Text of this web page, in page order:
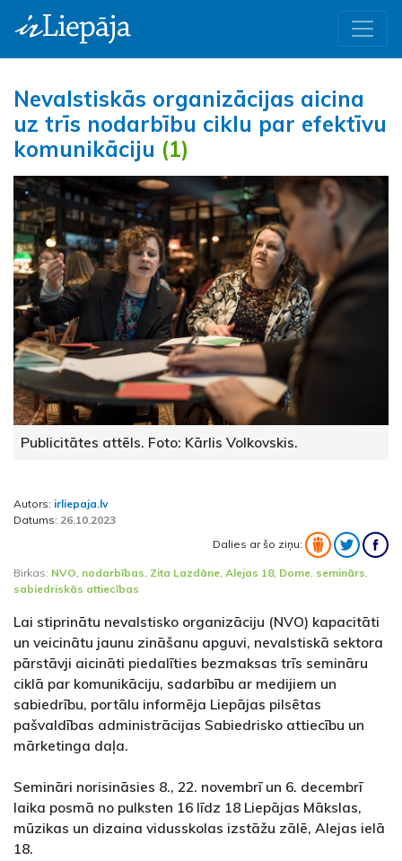
Nevalstiskās organizācijas aicina
uz trīs nodarbību ciklu par efektīvu
komunikāciju (1)
Publicitātes attēls. Foto: Kārlis Volkovskis.
Autors: irliepaja.lv
Datums: 26.10.2023
Dalies ar šo ziņu:
Birkas: NVO, nodarbības, Zita Lazdāne, Alejas 18, Dome, seminārs,
sabiedriskās attiecības
Lai stiprinātu nevalstisko organizāciju (NVO) kapacitāti
un veicinātu jaunu zināšanu apguvi, nevalstiskā sektora
pārstāvji aicināti piedalīties bezmaksas trīs semināru
ciklā par komunikāciju, sadarbību ar medijiem un
sabiedrību, portālu informēja Liepājas pilsētas
pašvaldības administrācijas Sabiedrisko attiecību un
mārketinga daļa.
Semināri norisināsies 8., 22. novembrī un 6. decembrī
laika posmā no pulksten 16 līdz 18 Liepājas Mākslas,
mūzikas un dizaina vidusskolas izstāžu zālē, Alejas ielā
18.